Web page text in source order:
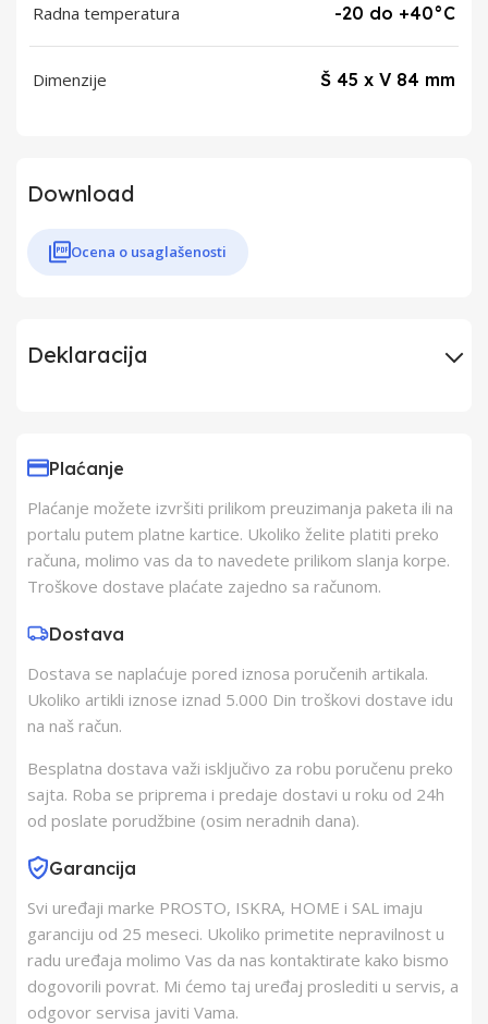
Radna temperatura -20 do +40°C
Dimenzije Š 45 x V 84 mm
Download
Ocena o usaglašenosti
Deklaracija
Zemlja Porekla Kina
Zemlja Uvoza
Barkod 4099854568305
Plaćanje
Plaćanje možete izvršiti prilikom preuzimanja paketa ili na
portalu putem platne kartice. Ukoliko želite platiti preko
računa, molimo vas da to navedete prilikom slanja korpe.
Troškove dostave plaćate zajedno sa računom.
Dostava
Dostava se naplaćuje pored iznosa poručenih artikala.
Ukoliko artikli iznose iznad 5.000 Din troškovi dostave idu
na naš račun.
Besplatna dostava važi isključivo za robu poručenu preko
sajta. Roba se priprema i predaje dostavi u roku od 24h
od poslate porudžbine (osim neradnih dana).
Garancija
Svi uređaji marke PROSTO, ISKRA, HOME i SAL imaju
garanciju od 25 meseci. Ukoliko primetite nepravilnost u
radu uređaja molimo Vas da nas kontaktirate kako bismo
dogovorili povrat. Mi ćemo taj uređaj proslediti u servis, a
odgovor servisa javiti Vama.